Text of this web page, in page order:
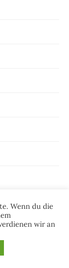
Wenn du die
wir an